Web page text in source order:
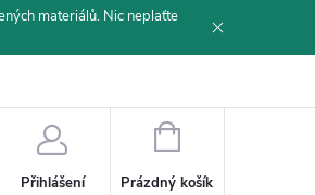
materiálů. Nic neplaťte
Přihlášení
NÁKUPNÍ
Prázdný košík